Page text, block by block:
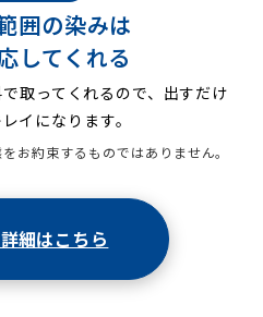
囲の染みは
してくれる
取ってくれるので、出すだけ
イになります。
お約束するものではありません。
細はこちら